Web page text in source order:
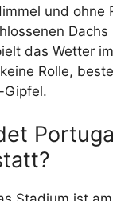
und ohne
das Wetter
Rolle,
Gipfel.